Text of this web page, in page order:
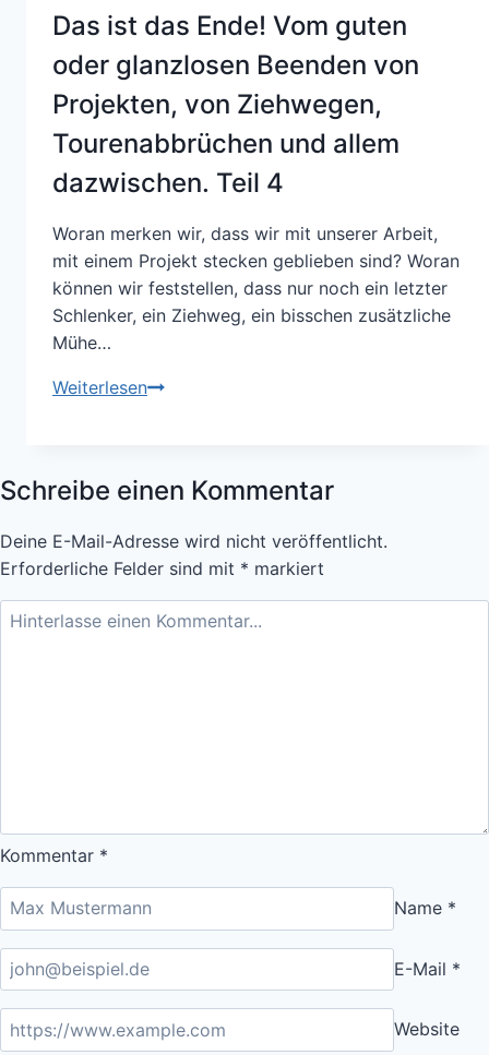
Das ist das Ende! Vom guten
oder glanzlosen Beenden von
Projekten, von Ziehwegen,
Tourenabbrüchen und allem
dazwischen. Teil 4
Woran merken wir, dass wir mit unserer Arbeit,
mit einem Projekt stecken geblieben sind? Woran
können wir feststellen, dass nur noch ein letzter
Schlenker, ein Ziehweg, ein bisschen zusätzliche
Mühe…
WeiterlesenDas
Vom
oder
glanzlosen
Beenden
von
Schreibe einen Kommentar
Deine E-Mail-Adresse wird nicht veröffentlicht.
Erforderliche Felder sind mit * markiert
Kommentar *
Name *
E-Mail *
Website